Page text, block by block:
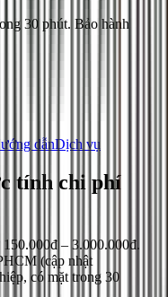
30 phút. Bảo hành
dẫnDịch vụ
tính chi phí
150.000đ – 3.000.000đ.
(cập nhật
có mặt trong 30